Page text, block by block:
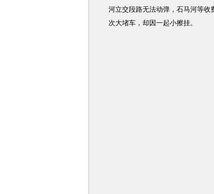
河立交段路无法动弹，石马河等
次大堵车，却因一起小擦挂。